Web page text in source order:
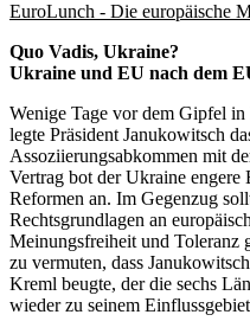
EuroLunch - Die europäische
Quo Vadis, Ukraine?
Ukraine und EU nach dem
Wenige Tage vor dem Gipfel
legte Präsident Janukowitsch
Assoziierungsabkommen mit
Vertrag bot der Ukraine engere
Reformen an. Im Gegenzug
Rechtsgrundlagen an
Meinungsfreiheit und Toleranz
zu vermuten, dass
Kreml beugte, der die sechs
wieder zu seinem